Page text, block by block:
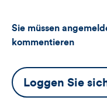
Sie müssen
kommentieren
Dieser
Button
Loggen Sie